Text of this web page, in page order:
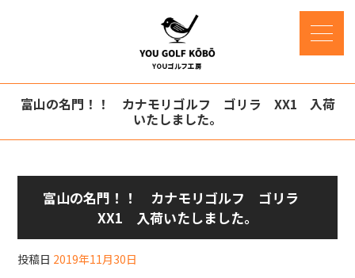
富山の名門！！ カナモリゴルフ ゴリラ XX1 入荷
いたしました。
富山の名門！！ カナモリゴルフ ゴリラ
XX1 入荷いたしました。
投稿日 2019年11月30日